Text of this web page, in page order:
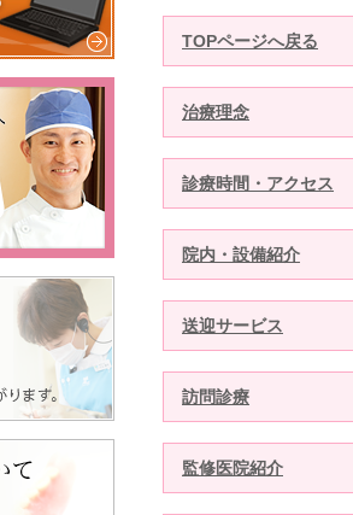
TOPページへ戻る
治療理念
診療時間・アクセス
院内・設備紹介
送迎サービス
訪問診療
監修医院紹介